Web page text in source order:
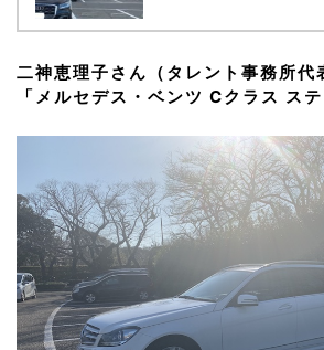
二神恵理子さん（タレント事務所代
「メルセデス・ベンツ Cクラス ス